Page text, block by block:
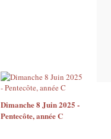
Dimanche 8 Juin 2025 -
Pentecôte, année C